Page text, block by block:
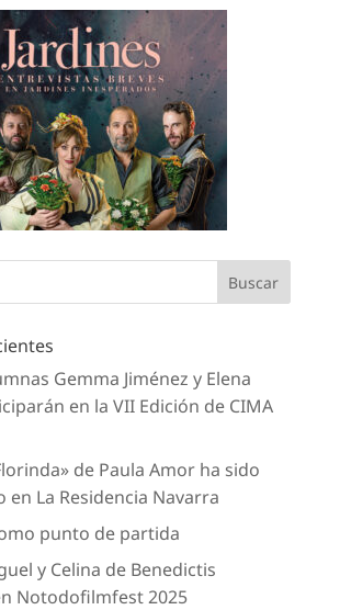
Gemma Jiménez y Elena
en la VII Edición de CIMA
de Paula Amor ha sido
en La Residencia Navarra
punto de partida
y Celina de Benedictis
Notodofilmfest 2025